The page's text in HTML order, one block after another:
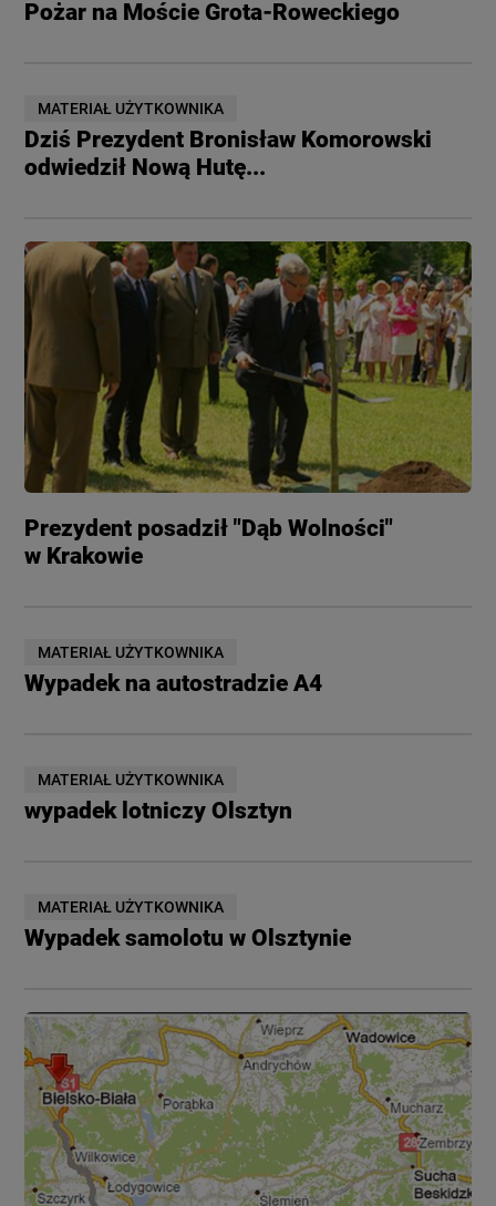
Pożar na Moście Grota-Roweckiego
MATERIAŁ UŻYTKOWNIKA
Dziś Prezydent Bronisław Komorowski
odwiedził Nową Hutę...
Prezydent posadził "Dąb Wolności"
w Krakowie
MATERIAŁ UŻYTKOWNIKA
Wypadek na autostradzie A4
MATERIAŁ UŻYTKOWNIKA
wypadek lotniczy Olsztyn
MATERIAŁ UŻYTKOWNIKA
Wypadek samolotu w Olsztynie